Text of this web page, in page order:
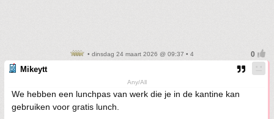
• dinsdag 24 maart 2026 @ 09:37 • 4
Mikeytt
Any/All
We hebben een lunchpas van werk die je in de kantine kan
gebruiken voor gratis lunch.